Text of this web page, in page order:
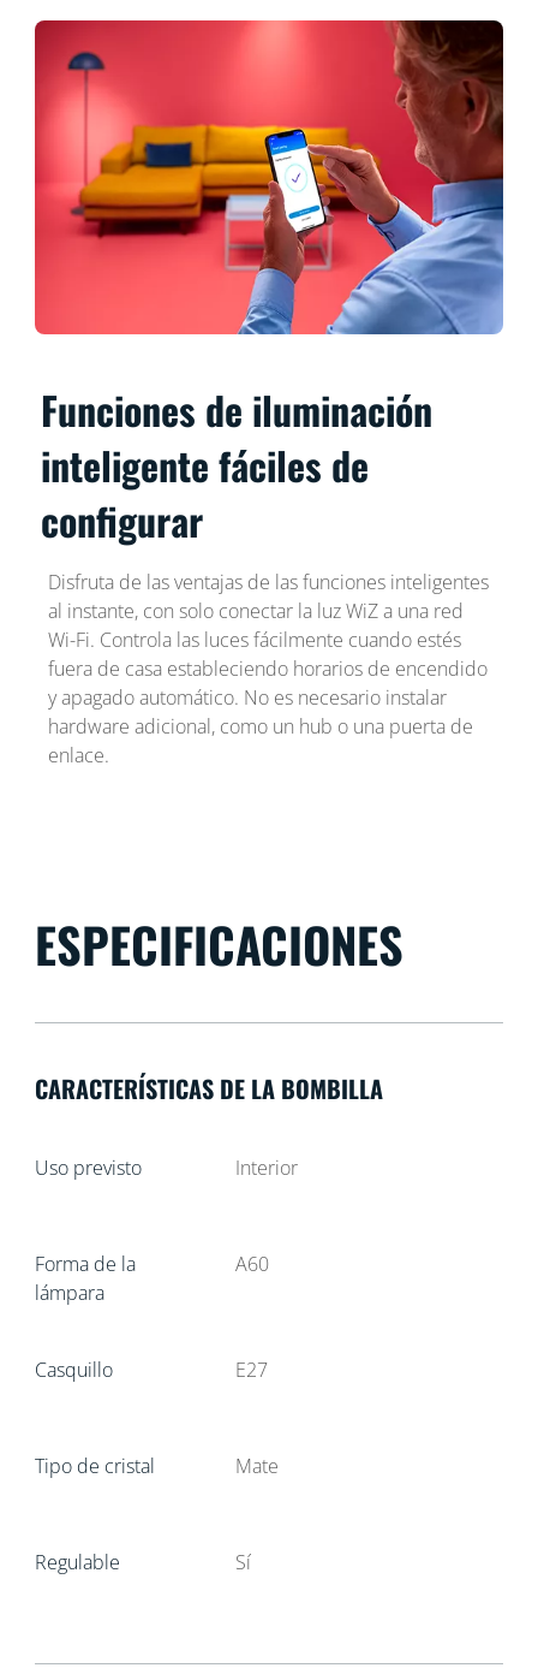
Funciones de iluminación
inteligente fáciles de
configurar
Disfruta de las ventajas de las funciones inteligentes
al instante, con solo conectar la luz WiZ a una red
Wi-Fi. Controla las luces fácilmente cuando estés
fuera de casa estableciendo horarios de encendido
y apagado automático. No es necesario instalar
hardware adicional, como un hub o una puerta de
enlace.
ESPECIFICACIONES
CARACTERÍSTICAS DE LA BOMBILLA
Uso previsto Interior
Forma de la
lámpara
A60
Casquillo E27
Tipo de cristal Mate
Regulable Sí